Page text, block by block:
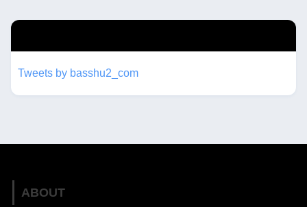
Tweets by basshu2_com
ABOUT